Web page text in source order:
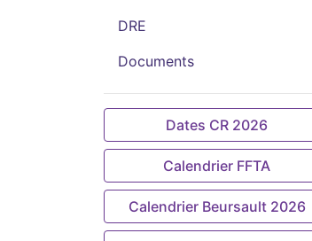
DRE
Documents
Dates CR 2026
Calendrier FFTA
Calendrier Beursault 2026